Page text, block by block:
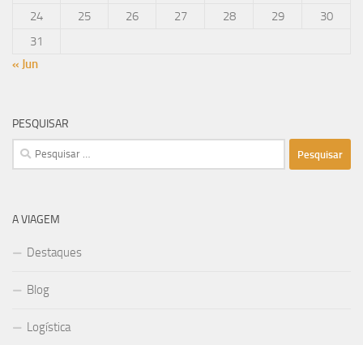
24
25 26 27 28 29
30
31
« Jun
PESQUISAR
Pesquisar
por:
A VIAGEM
Destaques
Blog
Logística